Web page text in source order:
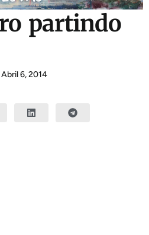
partindo
Abril 6, 2014